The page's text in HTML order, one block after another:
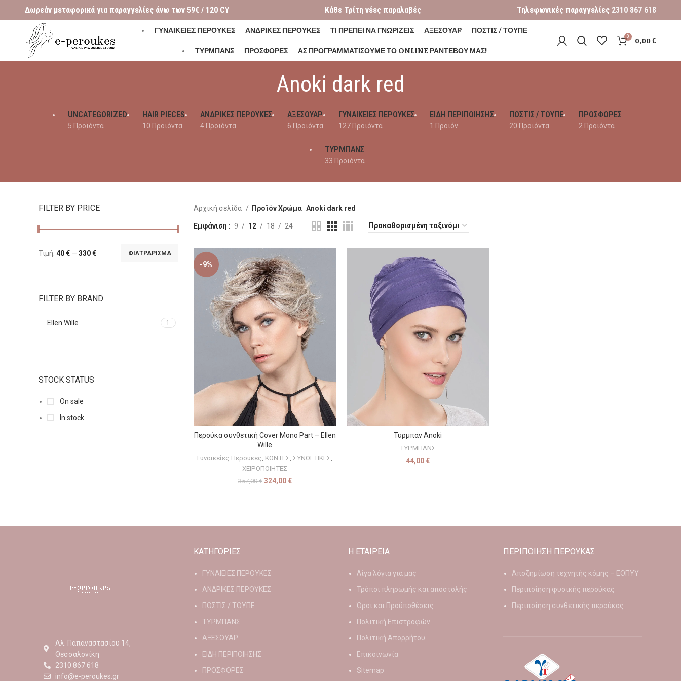
Δωρεάν μεταφορικά για παραγγελίες άνω των 59€ / 120 CY Κάθε Τρίτη νέες παραλαβές Τηλεφωνικές παραγγελίες 2310 867 618
ΓΥΝΑΙΚΕΊΕΣ ΠΕΡΟΎΚΕΣ ΑΝΔΡΙΚΕΣ ΠΕΡΟΥΚΕΣ ΤΙ ΠΡΕΠΕΙ ΝΑ ΓΝΩΡΙΖΕΙΣ ΑΞΕΣΟΥΑΡ
ΠΟΣΤΙΣ / ΤΟΥΠΕ
ΤΥΡΜΠΑΝΣ
ΠΡΟΣΦΟΡΕΣ ΑΣ ΠΡΟΓΡΑΜΜΑΤΊΣΟΥΜΕ ΤΟ ONLINE ΡΑΝΤΕΒΟΎ ΜΑΣ!
0 0,00€
Anoki dark red
UNCATEGORIZED
5 Προϊόντα
HAIR PIECES
10 Προϊόντα
ΑΝΔΡΙΚΕΣ ΠΕΡΟΥΚΕΣ
4 Προϊόντα
ΑΞΕΣΟΥΑΡ
6 Προϊόντα
ΓΥΝΑΙΚΕΊΕΣ ΠΕΡΟΎΚΕΣ
127 Προϊόντα
ΕΙΔΗ ΠΕΡΙΠΟΙΗΣΗΣ
1 Προϊόν
ΠΟΣΤΙΣ / ΤΟΥΠΕ
20 Προϊόντα
ΠΡΟΣΦΟΡΕΣ
2 Προϊόντα
ΤΥΡΜΠΑΝΣ
33 Προϊόντα
FILTER BY PRICE
ΦΙΛΤΡΆΡΙΣΜΑ
Τιμή: 40 € — 330 €
FILTER BY BRAND
Ellen Wille 1
STOCK STATUS
On sale
In stock
Αρχική σελίδα Προϊόν Χρώμα Anoki dark red
Εμφάνιση 9 12 18 24
-9%
ΕΠΙΛΟΓΉ
Περούκα συνθετική Cover Mono Part – Ellen
Wille
Γυναικείες Περούκες ΚΟΝΤΕΣ ,ΣΥΝΘΕΤΙΚΕΣ
ΧΕΙΡΟΠΟΙΗΤΕΣ
357,00€ 324,00 €
ΕΠΙΛΟΓΉ
Τυρμπάν Anoki
ΤΥΡΜΠΑΝΣ
44,00 €
Αλ. Παπαναστασίου 14,
Θεσσαλονίκη
2310 867 618
info@e-peroukes.gr
ΚΑΤΗΓΟΡΙΕΣ
ΓΥΝΑΙΕΙΕΣ ΠΕΡΟΥΚΕΣ
ΑΝΔΡΙΚΕΣ ΠΕΡΟΥΚΕΣ
ΠΟΣΤΙΣ / ΤΟΥΠΕ
ΤΥΡΜΠΑΝΣ
ΑΞΕΣΟΥΑΡ
ΕΙΔΗ ΠΕΡΙΠΟΙΗΣΗΣ
ΠΡΟΣΦΟΡΕΣ
Η ΕΤΑΙΡΕΙΑ
Λίγα λόγια για μας
Τρόποι πληρωμής και αποστολής
Όροι και Προϋποθέσεις
Πολιτική Επιστροφών
Πολιτική Απορρήτου
Επικοινωνία
Sitemap
ΠΕΡΙΠΟΙΗΣΗ ΠΕΡΟΥΚΑΣ
Αποζημίωση τεχνητής κόμης – ΕΟΠΥΥ
Περιποίηση φυσικής περούκας
Περιποίηση συνθετικής περούκας